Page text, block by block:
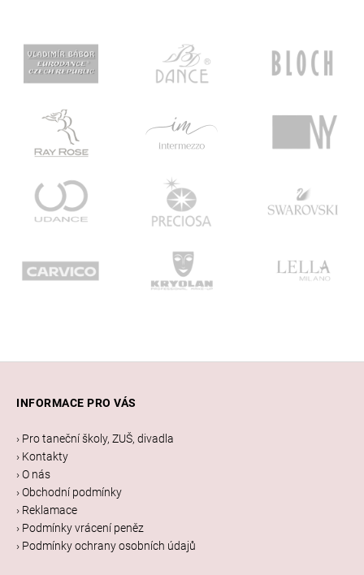
INFORMACE PRO VÁS
› Pro taneční školy, ZUŠ, divadla
› Kontakty
› O nás
› Obchodní podmínky
› Reklamace
› Podmínky vrácení peněz
› Podmínky ochrany osobních údajů